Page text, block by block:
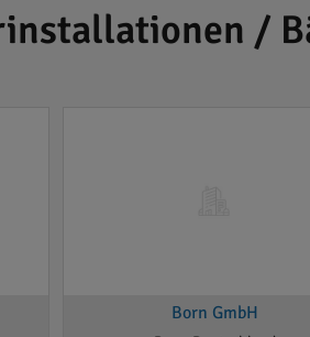
/
Born GmbH